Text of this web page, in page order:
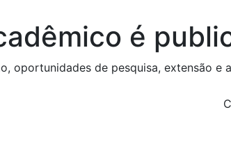
é
oportunidades de pesquisa, extensão e